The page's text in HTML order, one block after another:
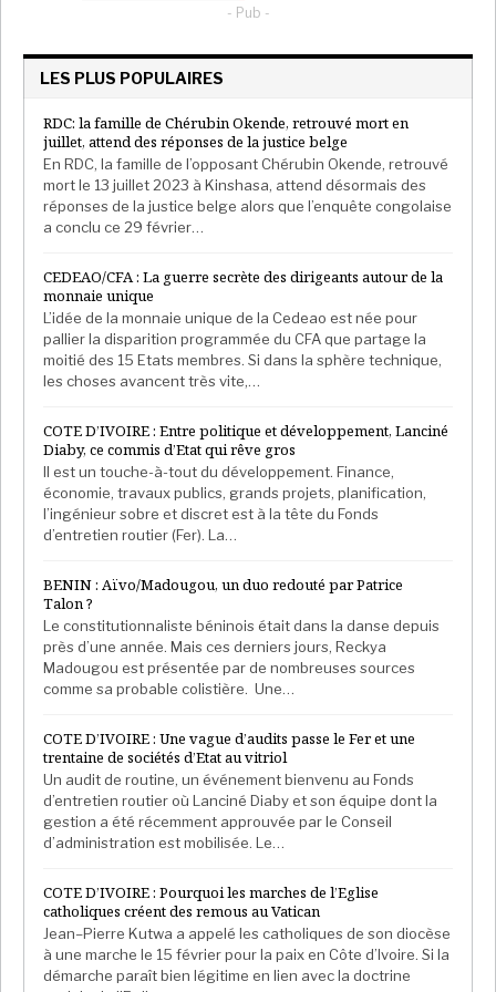
d’accroître la capacité nationale.
En parallèle, Abidjan et Accra poursuivent les études
concernant un gazoduc bidirectionnel destiné à
soutiendrait non seulement la production électrique,
mais aussi l’industrie des engrais et divers autres
usages. À terme, elle pourrait contribuer à renforcer
l’alimentation du WAGP.
- Pub -
LES PLUS POPULAIRES
RDC: la famille de Chérubin Okende, retrouvé mort en
juillet, attend des réponses de la justice belge
En RDC, la famille de l’opposant Chérubin Okende, retrouvé
mort le 13 juillet 2023 à Kinshasa, attend désormais des
réponses de la justice belge alors que l’enquête congolaise
a conclu ce 29 février…
CEDEAO/CFA : La guerre secrète des dirigeants autour de la
monnaie unique
L’idée de la monnaie unique de la Cedeao est née pour
pallier la disparition programmée du CFA que partage la
moitié des 15 Etats membres. Si dans la sphère technique,
les choses avancent très vite,…
COTE D’IVOIRE : Entre politique et développement, Lanciné
Diaby, ce commis d’Etat qui rêve gros
Il est un touche-à-tout du développement. Finance,
économie, travaux publics, grands projets, planification,
l’ingénieur sobre et discret est à la tête du Fonds
d’entretien routier (Fer). La…
BENIN : Aïvo/Madougou, un duo redouté par Patrice
Talon ?
Le constitutionnaliste béninois était dans la danse depuis
près d’une année. Mais ces derniers jours, Reckya
Madougou est présentée par de nombreuses sources
comme sa probable colistière. Une…
COTE D’IVOIRE : Une vague d’audits passe le Fer et une
trentaine de sociétés d’Etat au vitriol
Un audit de routine, un événement bienvenu au Fonds
d’entretien routier où Lanciné Diaby et son équipe dont la
gestion a été récemment approuvée par le Conseil
d’administration est mobilisée. Le…
COTE D’IVOIRE : Pourquoi les marches de l’Eglise
catholiques créent des remous au Vatican
Jean–Pierre Kutwa a appelé les catholiques de son diocèse
à une marche le 15 février pour la paix en Côte d’Ivoire. Si la
démarche paraît bien légitime en lien avec la doctrine